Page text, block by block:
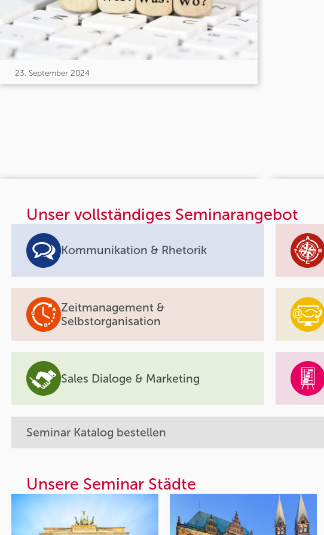
23. September 2024
Unser vollständiges Seminarangebot
Kommunikation & Rhetorik
Zeitmanagement &
Selbstorganisation
Sales Dialoge & Marketing
Seminar Katalog bestellen
Unsere Seminar Städte